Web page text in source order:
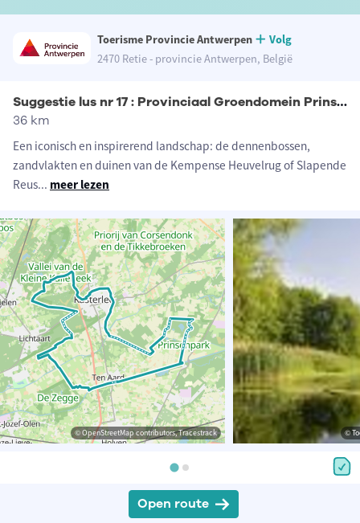
Toerisme Provincie Antwerpen
Volg
2470 Retie - provincie Antwerpen, België
Suggestie lus nr 17 : Provinciaal Groendomein Prinsenpark
36 km
Een iconisch en inspirerend landschap: de dennenbossen,
zandvlakten en duinen van de Kempense Heuvelrug of Slapende
Reus... meer lezen
© OpenStreetMap contributors, Tracestrack ©
Open route